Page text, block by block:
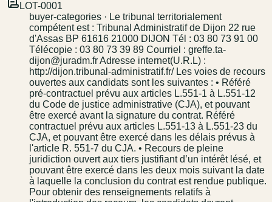
LOT-0001
buyer-categories · Le tribunal territorialement
compétent est : Tribunal Administratif de Dijon 22 rue
d'Assas BP 61616 21000 DIJON Tél : 03 80 73 91 00
Télécopie : 03 80 73 39 89 Courriel : greffe.ta-
dijon@juradm.fr Adresse internet(U.R.L) :
http://dijon.tribunal-administratif.fr/ Les voies de recours
ouvertes aux candidats sont les suivantes : • Référé
pré-contractuel prévu aux articles L.551-1 à L.551-12
du Code de justice administrative (CJA), et pouvant
être exercé avant la signature du contrat. Référé
contractuel prévu aux articles L.551-13 à L.551-23 du
CJA, et pouvant être exercé dans les délais prévus à
l'article R. 551-7 du CJA. • Recours de pleine
juridiction ouvert aux tiers justifiant d’un intérêt lésé, et
pouvant être exercé dans les deux mois suivant la date
à laquelle la conclusion du contrat est rendue publique.
Pour obtenir des renseignements relatifs à